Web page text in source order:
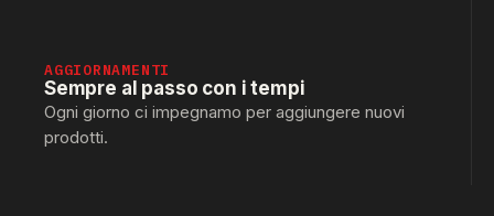
AGGIORNAMENTI
Sempre al passo con i tempi
Ogni giorno ci impegnamo per aggiungere nuovi
prodotti.